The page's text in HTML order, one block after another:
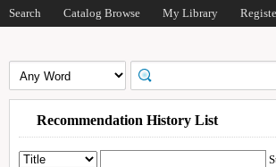
Search Catalog Browse My Library
Recommendation History List